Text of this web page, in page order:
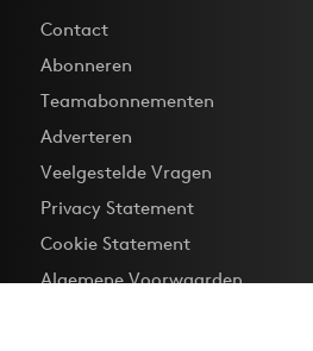
Contact
Abonneren
Teamabonnementen
Adverteren
Veelgestelde Vragen
Privacy Statement
Cookie Statement
Algemene Voorwaarden